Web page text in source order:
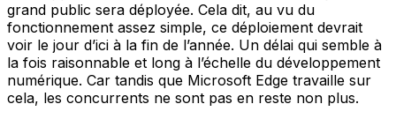
grand public sera déployée. Cela dit, au vu du
fonctionnement assez simple, ce déploiement devrait
voir le jour d’ici à la fin de l’année. Un délai qui semble à
la fois raisonnable et long à l’échelle du développement
numérique. Car tandis que Microsoft Edge travaille sur
cela, les concurrents ne sont pas en reste non plus.